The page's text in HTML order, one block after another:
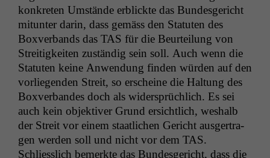
konkreten Umstände erblick­te das Bun­des­gericht
mitunter darin, dass gemäss den Statuten des
Boxver­bands das TAS für die Beurteilung von
Stre­it­igkeit­en zuständig sein soll. Auch wenn die
Statuten keine Anwen­dung find­en wür­den auf den
vor­liegen­den Stre­it, so erscheine die Hal­tung des
Boxver­ban­des doch als wider­sprüch­lich. Es sei
auch kein objek­tiv­er Grund ersichtlich, weshalb
der Stre­it vor einem staatlichen Gericht aus­ger­tra­
gen wer­den soll und nicht vor dem TAS.
Schliesslich bemerk­te das Bun­des­gericht, dass die